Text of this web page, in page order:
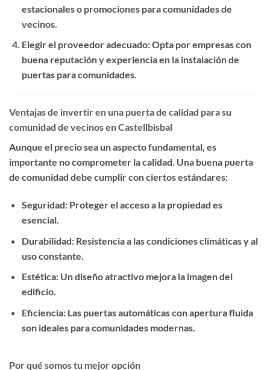
estacionales o promociones para comunidades de
vecinos.
Elegir el proveedor adecuado: Opta por empresas con
buena reputación y experiencia en la instalación de
puertas para comunidades.
Ventajas de invertir en una puerta de calidad para su
comunidad de vecinos en Castellbisbal
Aunque el precio sea un aspecto fundamental, es
importante no comprometer la calidad. Una buena puerta
de comunidad debe cumplir con ciertos estándares:
Seguridad: Proteger el acceso a la propiedad es
esencial.
Durabilidad: Resistencia a las condiciones climáticas y al
uso constante.
Estética: Un diseño atractivo mejora la imagen del
edificio.
Eficiencia: Las puertas automáticas con apertura fluida
son ideales para comunidades modernas.
Por qué somos tu mejor opción